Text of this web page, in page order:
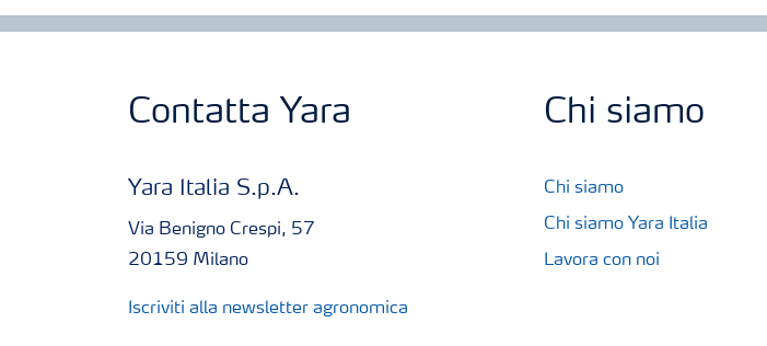
Contatta Yara
Yara Italia S.p.A.
Via Benigno Crespi, 57
20159 Milano
Iscriviti alla newsletter agronomica
Chi siamo
Chi siamo
Chi siamo Yara Italia
Lavora con noi